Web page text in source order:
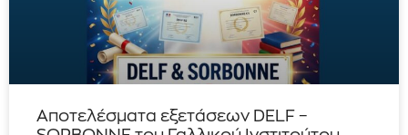
Αποτελέσματα εξετάσεων DELF –